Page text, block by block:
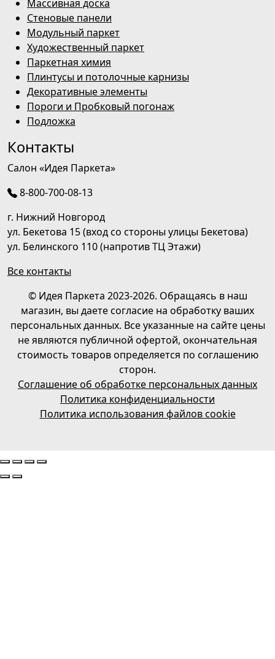
Массивная доска
Стеновые панели
Модульный паркет
Художественный паркет
Паркетная химия
Плинтусы и потолочные карнизы
Декоративные элементы
Пороги и Пробковый погонаж
Подложка
Контакты
Салон «Идея Паркета»
8-800-700-08-13
г. Нижний Новгород
ул. Бекетова 15 (вход со стороны улицы Бекетова)
ул. Белинского 110 (напротив ТЦ Этажи)
Все контакты
© Идея Паркета 2023-2026. Обращаясь в наш
магазин, вы даете согласие на обработку ваших
персональных данных. Все указанные на сайте цены
не являются публичной офертой, окончательная
стоимость товаров определяется по соглашению
сторон.
Соглашение об обработке персональных данных
Политика конфиденциальности
Политика использования файлов cookie